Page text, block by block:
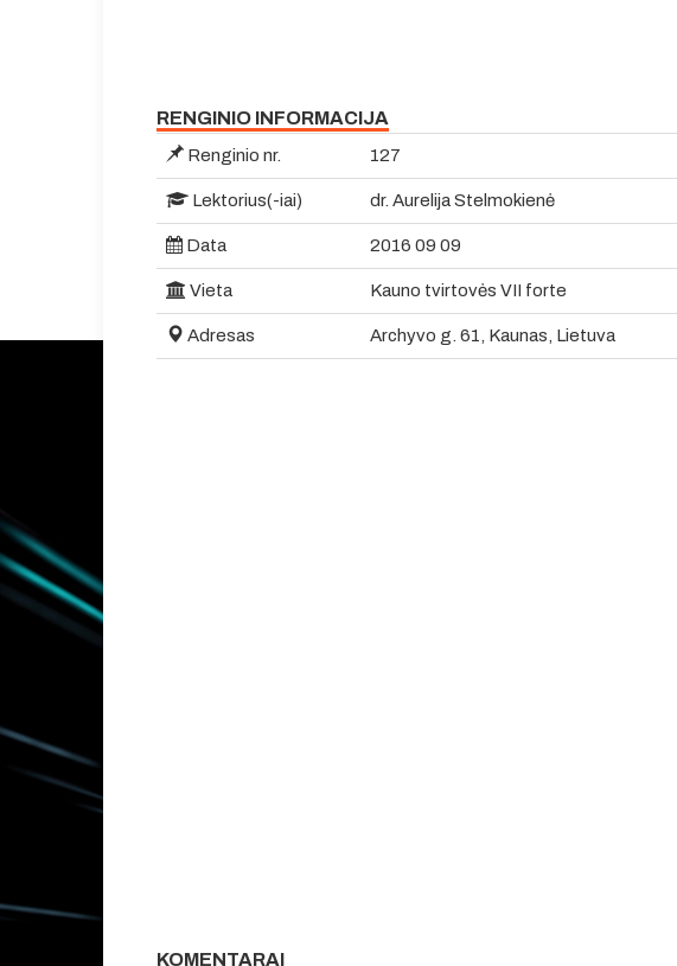
RENGINIO INFORMACIJA
Renginio nr. 127
Lektorius(-iai) dr. Aurelija Stelmokienė
Data 2016 09 09
Vieta Kauno tvirtovės VII forte
Adresas Archyvo g. 61, Kaunas, Lietuva
KOMENTARAI